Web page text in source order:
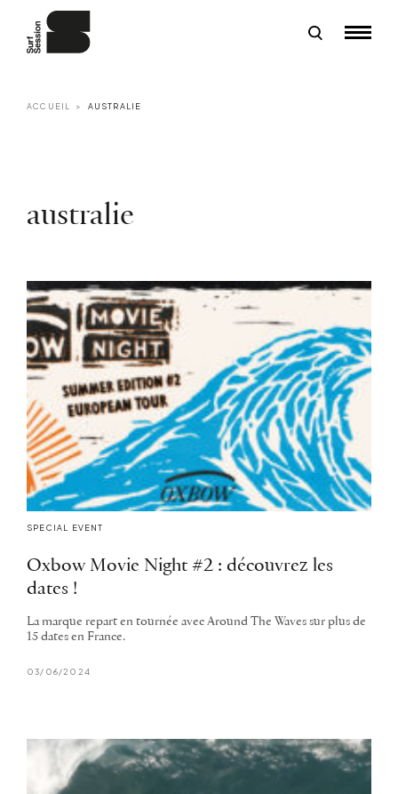
ACCUEIL AUSTRALIE
australie
SPECIAL EVENT
Oxbow Movie Night #2 : découvrez les
dates !
La marque repart en tournée avec Around The Waves sur plus de
15 dates en France.
03/06/2024